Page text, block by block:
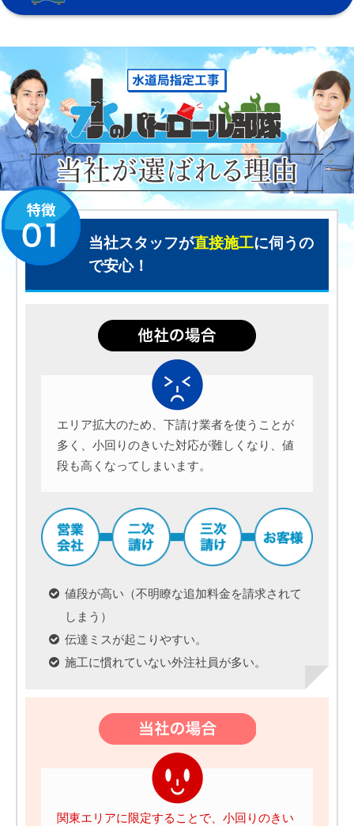
当社スタッフが直接施工に伺うの
で安心！
エリア拡大のため、下請け業者を使うことが
多く、小回りのきいた対応が難しくなり、値
段も高くなってしまいます。
値段が高い（不明瞭な追加料金を請求されて
しまう）
伝達ミスが起こりやすい。
施工に慣れていない外注社員が多い。
関東エリアに限定することで、小回りのきい